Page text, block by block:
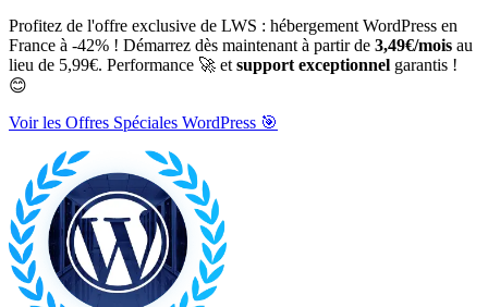
Profitez de l'offre exclusive de LWS : hébergement WordPress en
France à -42% ! Démarrez dès maintenant à partir de 3,49€/mois au
lieu de 5,99€. Performance 🚀 et support exceptionnel garantis !
😊
Voir les Offres Spéciales WordPress 🎯